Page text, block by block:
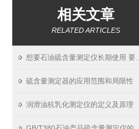
相关文章
RELATED ARTICLES
硫含量测定器的应用范围和局限性
润滑油杭乳化测定仪的定义及原理